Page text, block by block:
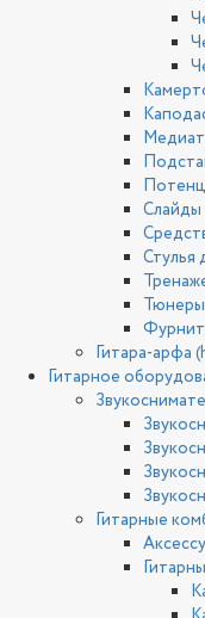
Слайды
Стулья
Тюнеры
Гитара-арфа
Гитарное
Гитарные